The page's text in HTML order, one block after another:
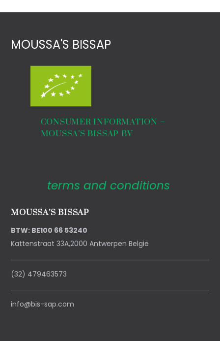
MOUSSA'S BISSAP
CONSUMER INFORMATION –
MOUSSA’S BISSAP BV
terms and conditions
MOUSSA’S BISSAP
BTW: BE100 66 53240
Kattenstraat 33A,2000 Antwerpen België
(32) 479463573
info@bis-sap.com